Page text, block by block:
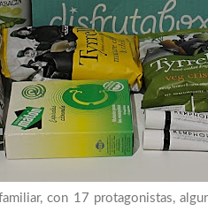
con 17 protagonistas,